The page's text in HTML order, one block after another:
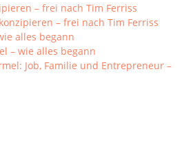
– frei nach Tim Ferriss
– frei nach Tim Ferriss
alles begann
– wie alles begann
Job, Familie und Entrepreneur –